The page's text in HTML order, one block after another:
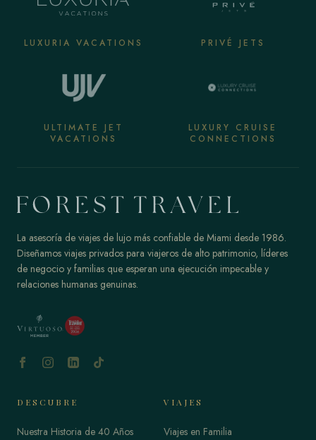
LUXURIA VACATIONS PRIVÉ JETS
ULTIMATE JET
VACATIONS
LUXURY CRUISE
CONNECTIONS
La asesoría de viajes de lujo más confiable de Miami desde 1986.
Diseñamos viajes privados para viajeros de alto patrimonio, líderes
de negocio y familias que esperan una ejecución impecable y
relaciones humanas genuinas.
DESCUBRE
Nuestra Historia de 40 Años
VIAJES
Viajes en Familia